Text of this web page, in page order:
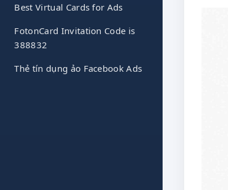
Best Virtual Cards for Ads
FotonCard Invitation Code is
388832
Thẻ tín dụng ảo Facebook Ads